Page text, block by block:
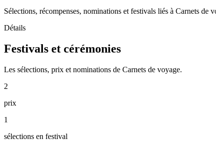
Sélections, récompenses, nominations et festivals liés à Carnets de
Détails
Festivals et cérémonies
Les sélections, prix et nominations de Carnets de voyage.
2
prix
1
sélections en festival